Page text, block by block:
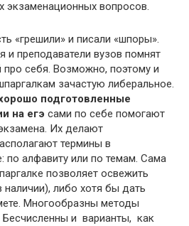
экзаменационных вопросов.
«грешили» и писали «шпоры».
и преподаватели вузов помнят
про себя. Возможно, поэтому и
зачастую либеральное.
подготовленные
на егэ сами по себе помогают
Их делают
термины в
по алфавиту или по темам. Сама
позволяет освежить
наличии), либо хотя бы дать
Многообразны методы
Бесчисленны и варианты, как